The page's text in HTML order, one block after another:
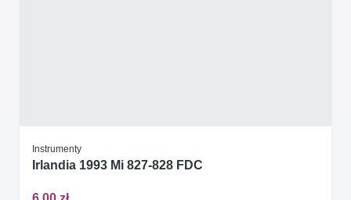
Instrumenty
Irlandia 1993 Mi 827-828 FDC